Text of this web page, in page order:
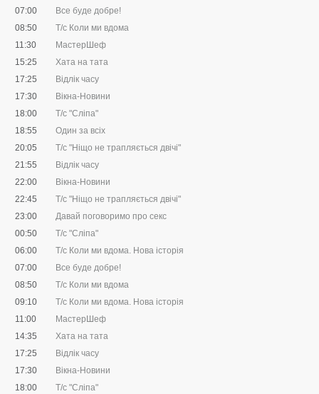
07:00
Все буде добре!
08:50
Т/с Коли ми вдома
11:30
МастерШеф
15:25
Хата на тата
17:25
Відлік часу
17:30
Вікна-Новини
18:00
Т/с "Сліпа"
18:55
Один за всіх
20:05
Т/с "Ніщо не трапляється двічі"
21:55
Відлік часу
22:00
Вікна-Новини
22:45
Т/с "Ніщо не трапляється двічі"
23:00
Давай поговоримо про секс
00:50
Т/с "Сліпа"
06:00
Т/с Коли ми вдома. Нова історія
07:00
Все буде добре!
08:50
Т/с Коли ми вдома
09:10
Т/с Коли ми вдома. Нова історія
11:00
МастерШеф
14:35
Хата на тата
17:25
Відлік часу
17:30
Вікна-Новини
18:00
Т/с "Сліпа"